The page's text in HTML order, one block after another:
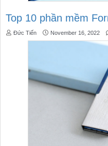
Top 10 phần mềm
Đức Tiến November 16, 2022